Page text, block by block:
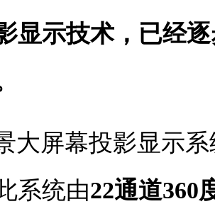
显示技术，已经
大屏幕投影显示
系统由22通道360